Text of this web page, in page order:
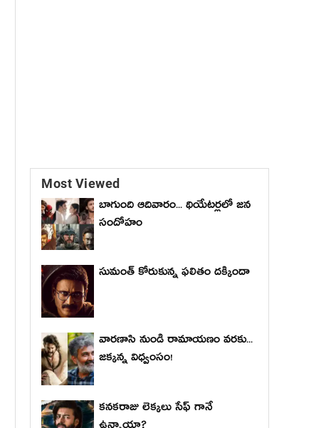
Most Viewed
బాగుంది ఆదివారం... థియేటర్లలో జన
సందోహం
సుమంత్ కోరుకున్న ఫలితం దక్కిందా
వారణాసి నుండి రామాయణం వరకు...
జక్కన్న విధ్వంసం!
కనకరాజు లెక్కలు సేఫ్ గానే